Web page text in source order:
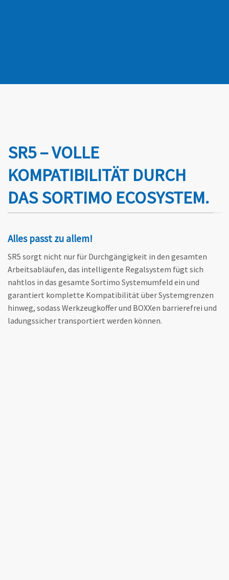
SR5 – VOLLE
KOMPATIBILITÄT DURCH
DAS SORTIMO ECOSYSTEM.
Alles passt zu allem!
SR5 sorgt nicht nur für Durchgängigkeit in den gesamten
Arbeitsabläufen, das intelligente Regalsystem fügt sich
nahtlos in das gesamte Sortimo Systemumfeld ein und
garantiert komplette Kompatibilität über Systemgrenzen
hinweg, sodass Werkzeugkoffer und BOXXen barrierefrei und
ladungssicher transportiert werden können.